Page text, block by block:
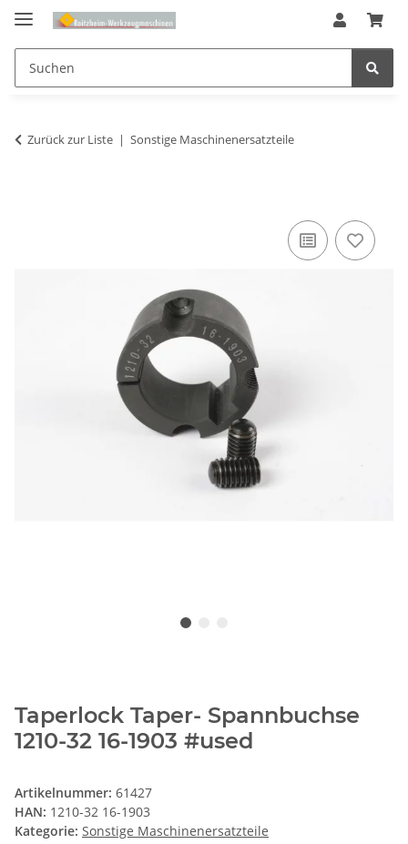
Zurück zur Liste Sonstige Maschinenersatzteile
Taperlock Taper- Spannbuchse
1210-32 16-1903 #used
Artikelnummer: 61427
HAN: 1210-32 16-1903
Kategorie: Sonstige Maschinenersatzteile